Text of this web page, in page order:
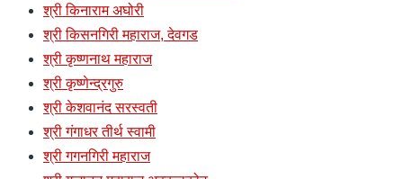
श्री किनाराम अघोरी
श्री किसनगिरी महाराज, देवगड
श्री कृष्णनाथ महाराज
श्री कृष्णेन्द्रगुरु
श्री केशवानंद सरस्वती
श्री गंगाधर तीर्थ स्वामी
श्री गगनगिरी महाराज